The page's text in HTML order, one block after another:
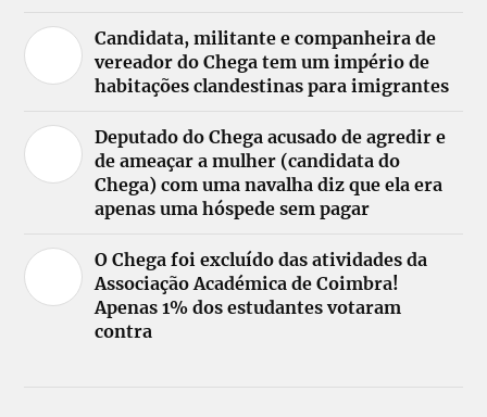
Candidata, militante e companheira de
vereador do Chega tem um império de
habitações clandestinas para imigrantes
Deputado do Chega acusado de agredir e
de ameaçar a mulher (candidata do
Chega) com uma navalha diz que ela era
apenas uma hóspede sem pagar
O Chega foi excluído das atividades da
Associação Académica de Coimbra!
Apenas 1% dos estudantes votaram
contra